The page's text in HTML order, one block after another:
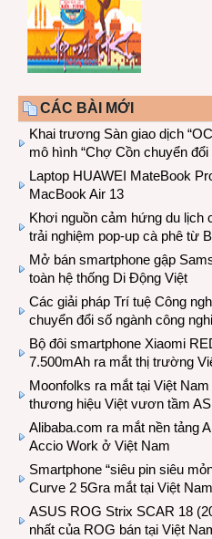
CÁC BÀI MỚI
Khai trương Sàn giao dịch
mô hình “Chợ Cồn chuyển đổi
Laptop HUAWEI MateBook
MacBook Air 13
Khơi nguồn cảm hứng du lịch
trải nghiệm pop-up cà phê từ
Mở bán smartphone gập
toàn hệ thống Di Động Việt
Các giải pháp Trí tuệ Công
chuyển đổi số ngành công
Bộ đôi smartphone Xiaomi
7.500mAh ra mắt thị trường
Moonfolks ra mắt tại Việt
thương hiệu Việt vươn tầm
Alibaba.com ra mắt nền tảng
Accio Work ở Việt Nam
Smartphone “siêu pin siêu
Curve 2 5Gra mắt tại Việt Nam
ASUS ROG Strix SCAR 18
nhất của ROG bán tại Việt